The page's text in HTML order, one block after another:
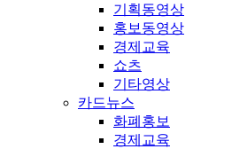
기획동영상
홍보동영상
경제교육
쇼츠
기타영상
카드뉴스
화폐홍보
경제교육